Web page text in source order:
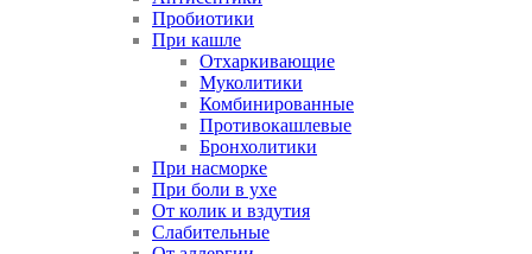
Пробиотики
При кашле
Отхаркивающие
Муколитики
Комбинированные
Противокашлевые
Бронхолитики
При насморке
При боли в ухе
От колик и вздутия
Слабительные